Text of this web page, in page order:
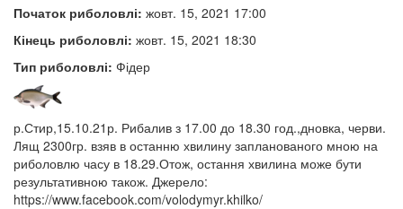
Початок риболовлі: жовт. 15, 2021 17:00
Кінець риболовлі: жовт. 15, 2021 18:30
Тип риболовлі: Фідер
р.Стир,15.10.21р. Рибалив з 17.00 до 18.30 год.,дновка, черви.
Лящ 2300гр. взяв в останню хвилину запланованого мною на
риболовлю часу в 18.29.Отож, остання хвилина може бути
результативною також. Джерело:
https://www.facebook.com/volodymyr.khilko/